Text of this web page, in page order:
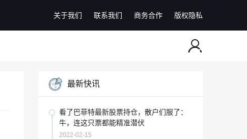
关于我们 联系我们 商务合作 版权隐私
最新快讯
看了巴菲特最新股票持仓，散户们服了：
牛，连这只票都能精准潜伏
2022-02-15